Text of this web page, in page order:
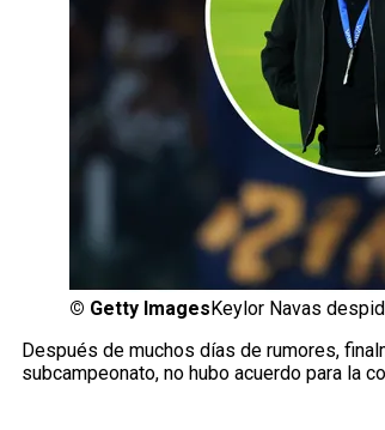
© Getty Images Keylor Navas
Después de muchos días de rumores,
subcampeonato, no hubo acuerdo para la